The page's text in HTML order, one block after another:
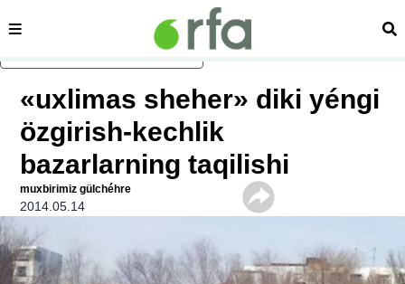
asasliq mezmungha atlang
sehipe
«uxlimas sheher» diki yéngi
özgirish-kechlik
bazarlarning taqilishi
muxbirimiz gülchéhre
2014.05.14